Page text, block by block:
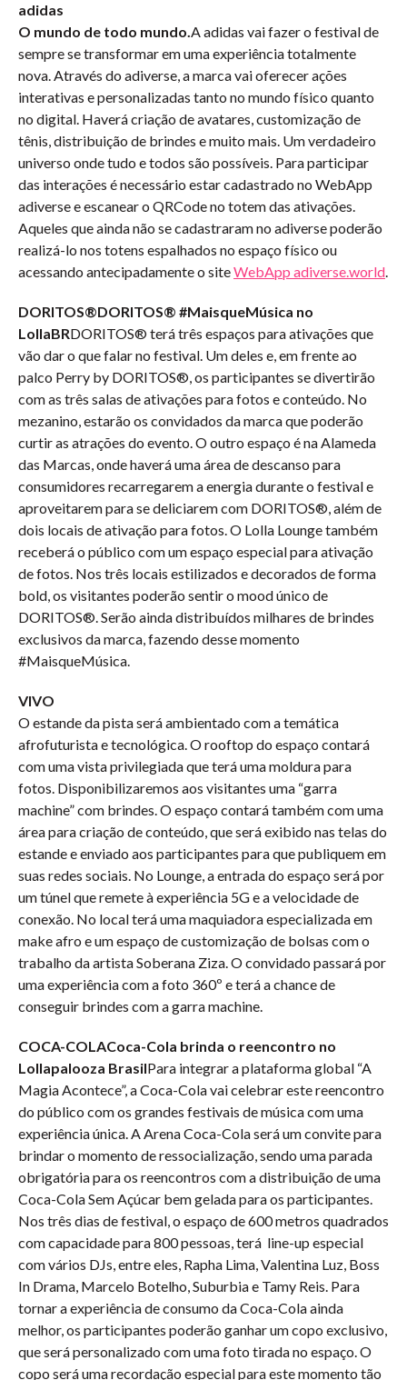
adidas
O mundo de todo mundo.A adidas vai fazer o festival de
sempre se transformar em uma experiência totalmente
nova. Através do adiverse, a marca vai oferecer ações
interativas e personalizadas tanto no mundo físico quanto
no digital. Haverá criação de avatares, customização de
tênis, distribuição de brindes e muito mais. Um verdadeiro
universo onde tudo e todos são possíveis. Para participar
das interações é necessário estar cadastrado no WebApp
adiverse e escanear o QRCode no totem das ativações.
Aqueles que ainda não se cadastraram no adiverse poderão
realizá-lo nos totens espalhados no espaço físico ou
acessando antecipadamente o siteWebApp adiverse.world.
DORITOS®️DORITOS®️ #MaisqueMúsica no
LollaBRDORITOS®️ terá três espaços para ativações que
vão dar o que falar no festival. Um deles e, em frente ao
palco Perry by DORITOS®️, os participantes se divertirão
com as três salas de ativações para fotos e conteúdo. No
mezanino, estarão os convidados da marca que poderão
curtir as atrações do evento. O outro espaço é na Alameda
das Marcas, onde haverá uma área de descanso para
consumidores recarregarem a energia durante o festival e
aproveitarem para se deliciarem com DORITOS®️, além de
dois locais de ativação para fotos. O Lolla Lounge também
receberá o público com um espaço especial para ativação
de fotos. Nos três locais estilizados e decorados de forma
bold, os visitantes poderão sentir o mood único de
DORITOS®️. Serão ainda distribuídos milhares de brindes
exclusivos da marca, fazendo desse momento
#MaisqueMúsica.
VIVO
O estande da pista será ambientado com a temática
afrofuturista e tecnológica. O rooftop do espaço contará
com uma vista privilegiada que terá uma moldura para
fotos. Disponibilizaremos aos visitantes uma “garra
machine” com brindes. O espaço contará também com uma
área para criação de conteúdo, que será exibido nas telas do
estande e enviado aos participantes para que publiquem em
suas redes sociais. No Lounge, a entrada do espaço será por
um túnel que remete à experiência 5G e a velocidade de
conexão. No local terá uma maquiadora especializada em
make afro e um espaço de customização de bolsas com o
trabalho da artista Soberana Ziza. O convidado passará por
uma experiência com a foto 360º e terá a chance de
conseguir brindes com a garra machine.
COCA-COLACoca-Cola brinda o reencontro no
Lollapalooza BrasilPara integrar a plataforma global “A
Magia Acontece”, a Coca-Cola vai celebrar este reencontro
do público com os grandes festivais de música com uma
experiência única. A Arena Coca-Cola será um convite para
brindar o momento de ressocialização, sendo uma parada
obrigatória para os reencontros com a distribuição de uma
Coca-Cola Sem Açúcar bem gelada para os participantes.
Nos três dias de festival, o espaço de 600 metros quadrados
com capacidade para 800 pessoas, terá line-up especial
com vários DJs, entre eles, Rapha Lima, Valentina Luz, Boss
In Drama, Marcelo Botelho, Suburbia e Tamy Reis. Para
tornar a experiência de consumo da Coca-Cola ainda
melhor, os participantes poderão ganhar um copo exclusivo,
que será personalizado com uma foto tirada no espaço. O
copo será uma recordação especial para este momento tão